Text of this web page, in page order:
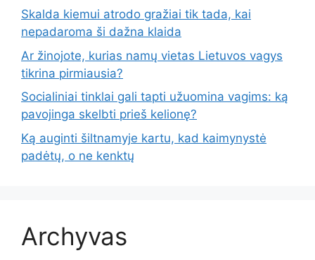
Skalda kiemui atrodo gražiai tik tada, kai
nepadaroma ši dažna klaida
Ar žinojote, kurias namų vietas Lietuvos vagys
tikrina pirmiausia?
Socialiniai tinklai gali tapti užuomina vagims: ką
pavojinga skelbti prieš kelionę?
Ką auginti šiltnamyje kartu, kad kaimynystė
padėtų, o ne kenktų
Archyvas